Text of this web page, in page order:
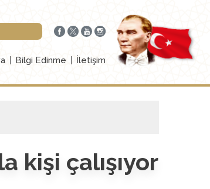
Bilgi Edinme İletişim
kişi çalışıyor